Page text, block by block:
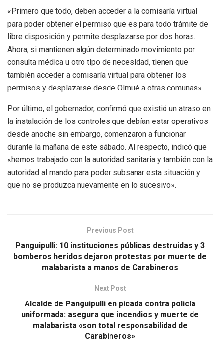
«Primero que todo, deben acceder a la comisaría virtual
para poder obtener el permiso que es para todo trámite de
libre disposición y permite desplazarse por dos horas.
Ahora, si mantienen algún determinado movimiento por
consulta médica u otro tipo de necesidad, tienen que
también acceder a comisaría virtual para obtener los
permisos y desplazarse desde Olmué a otras comunas».
Por último, el gobernador, confirmó que existió un atraso en
la instalación de los controles que debían estar operativos
desde anoche sin embargo, comenzaron a funcionar
durante la mañana de este sábado. Al respecto, indicó que
«hemos trabajado con la autoridad sanitaria y también con la
autoridad al mando para poder subsanar esta situación y
que no se produzca nuevamente en lo sucesivo».
Previous Post
Panguipulli: 10 instituciones públicas destruidas y 3
bomberos heridos dejaron protestas por muerte de
malabarista a manos de Carabineros
Next Post
Alcalde de Panguipulli en picada contra policía
uniformada: asegura que incendios y muerte de
malabarista «son total responsabilidad de
Carabineros»